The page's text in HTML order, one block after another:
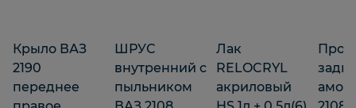
Крыло ВАЗ
2190
переднее
ШРУС
внутренний с
пыльником
Лак
RELOCRYL
акриловый